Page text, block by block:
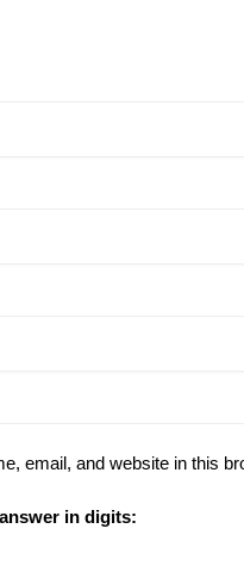
email, and website in this
in digits: